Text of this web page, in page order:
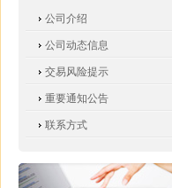
公司介绍
公司动态信息
交易风险提示
重要通知公告
联系方式